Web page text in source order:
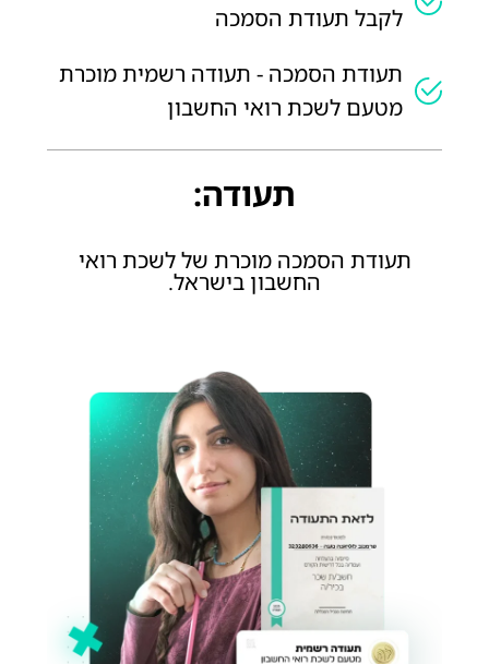
לקבל תעודת הסמכה
תעודת הסמכה - תעודה רשמית מוכרת
מטעם לשכת רואי החשבון
תעודה:
תעודת הסמכה מוכרת של לשכת רואי
החשבון בישראל.